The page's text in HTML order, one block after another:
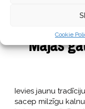
Cookie
Mājās
Ievies jaunu
sacep milzīgu